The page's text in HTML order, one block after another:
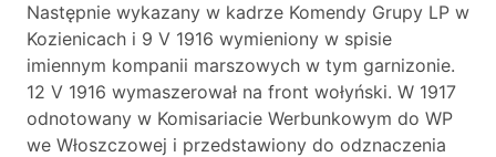
Następnie wykazany w kadrze Komendy Grupy LP w
Kozienicach i 9 V 1916 wymieniony w spisie
imiennym kompanii marszowych w tym garnizonie.
12 V 1916 wymaszerował na front wołyński. W 1917
odnotowany w Komisariacie Werbunkowym do WP
we Włoszczowej i przedstawiony do odznaczenia